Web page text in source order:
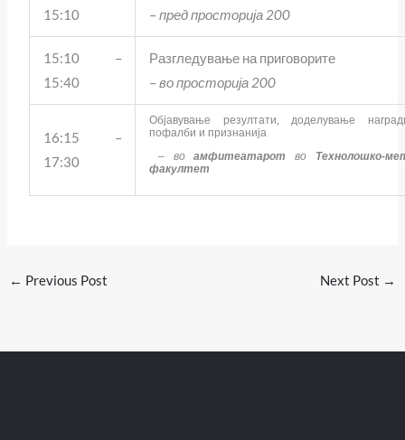
15:10
–пред просторија 200
15:10 –
15:40
Разгледување на приговорите
–во просторија 200
16:15 –
17:30
Објавување резултати, доделување
пофалби и признанија
– воамфитеатарот во Технолошко-
факултет
← Previous Post Next Post →